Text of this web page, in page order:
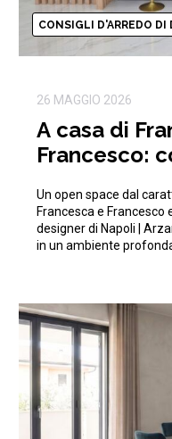
CONSIGLI D'ARREDO DI
26 MAGGIO 2026
A casa di
Francesco:
tendenza
Un open space dal
Francesca e Francesco
designer di Napoli |
in un ambiente